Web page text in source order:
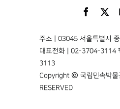
주소 | 03045 서울특별시
대표전화 | 02-3704-3114
3113
Copyright © 국립민속박물
RESERVED